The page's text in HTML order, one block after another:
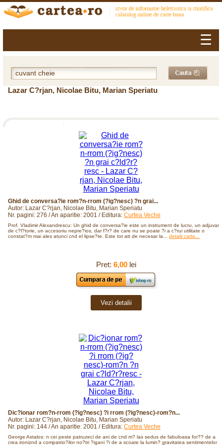
☰
Lazar C?rjan, Nicolae Bitu, Marian Speriatu
Ghid de conversa?ie rom?n-rrom (?ig?nesc) ?n grai...
Autor: Lazar C?rjan, Nicolae Bitu, Marian Speriatu
Nr. pagini: 276 / An aparitie: 2001 / Editura: Curtea Veche
Prof. Vladimir Alexandrescu: Un ghid de conversa?ie este un instrument de lucru, un adjuvant
de c?l?torie, un accesoriu nepre?ios, dar f?r? de care nu se poate ?i a c?rui utilitate o
constat?m mai ales atunci cnd el lipse?te. Este tot att de necesar la... detalii carte...
Pret: 6,00lei
Vezi detalii
Dic?ionar rom?n-rrom (?ig?nesc) ?i rrom (?ig?nesc)-rom?n...
Autor: Lazar C?rjan, Nicolae Bitu, Marian Speriatu
Nr. pagini: 144 / An aparitie: 2001 / Editura: Curtea Veche
George Astalos: n cei peste patruzeci de ani de cnd m? las sedus de fabuloasa for?? de a
crea ironiznd a compatrio?ilor no?tri ?igani ?i de a scoate la lumin? gravitatea sentimentelor